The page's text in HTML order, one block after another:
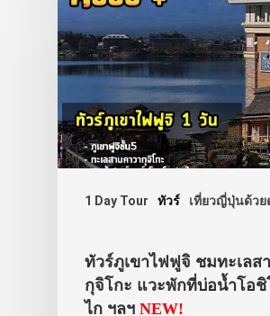
1 Day Tour ทัวร์ เที่ยวญี่ปุ่นด้วย
ทัวร์ภูเขาไฟฟูจิ ชมทะเลส
กุจิโกะ แวะพักที่บ่อน้ำโอ
ไก ฯลฯ NEW!